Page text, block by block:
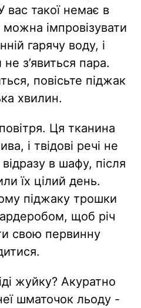
вас такої немає в
можна імпровізувати
гарячу воду, і
з’явиться пара.
повісьте піджак
хвилин.
Ця тканина
і твідові речі не
в шафу, після
їх цілий день.
піджаку трошки
щоб річ
свою первинну
жуйку? Акуратно
шматочок льоду -